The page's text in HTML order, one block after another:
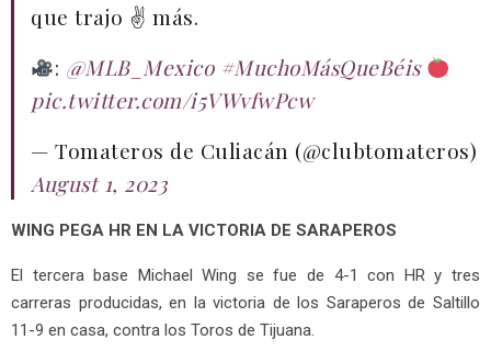
que trajo ✌️ más.
: @MLB_Mexico #MuchoMásQueBéis
pic.twitter.com/i5VWvfwPcw
— Tomateros de Culiacán (@clubtomateros)
August 1, 2023
WING PEGA HR EN LA VICTORIA DE SARAPEROS
El tercera base Michael Wing se fue de 4-1 con HR y tres
carreras producidas, en la victoria de los Saraperos de Saltillo
11-9 en casa, contra los Toros de Tijuana.